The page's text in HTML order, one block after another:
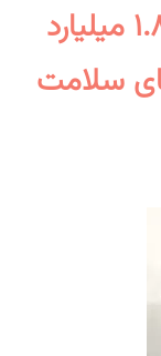
بیماری‌ها را کاهش دهد و ۱.۸ میلیارد
سلامت